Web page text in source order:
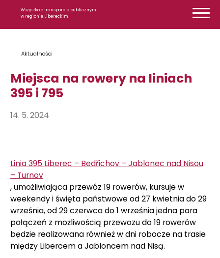
Wszystko o transporcie publicznym
w regionie Libereckim
Aktualności
Miejsca na rowery na liniach
395 i 795
14. 5. 2024
Linia 395 Liberec – Bedřichov – Jablonec nad Nisou
– Turnov
, umożliwiająca przewóz 19 rowerów, kursuje w
weekendy i święta państwowe od 27 kwietnia do 29
września, od 29 czerwca do 1 września jedna para
połączeń z możliwością przewozu do 19 rowerów
będzie realizowana również w dni robocze na trasie
między Libercem a Jabloncem nad Nisą.